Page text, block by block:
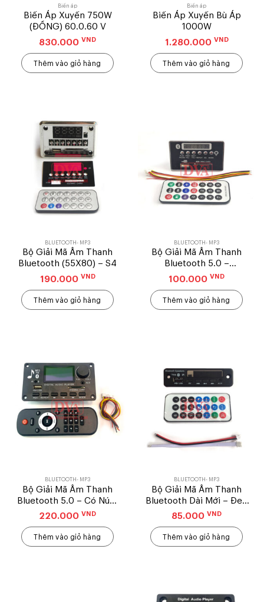
Biến áp
Biến Áp Xuyến 750W
(ĐỒNG) 60.0.60 V
830.000 VND
Thêm vào giỏ hàng
Biến áp
Biến Áp Xuyến Bù Áp
1000W
1.280.000 VND
Thêm vào giỏ hàng
BLUETOOTH- MP3
Bộ Giải Mã Âm Thanh
Bluetooth (55X80) – S4
190.000 VND
Thêm vào giỏ hàng
BLUETOOTH- MP3
Bộ Giải Mã Âm Thanh
Bluetooth 5.0 –
75.4×50.4 mm
100.000 VND
Thêm vào giỏ hàng
BLUETOOTH- MP3
Bộ Giải Mã Âm Thanh
Bluetooth 5.0 – Có Núm
Chỉnh Voulume
220.000 VND
Thêm vào giỏ hàng
BLUETOOTH- MP3
Bộ Giải Mã Âm Thanh
Bluetooth Dài Mới – Đen
Bo Gốc (25 x 90 mm)
85.000 VND
Thêm vào giỏ hàng